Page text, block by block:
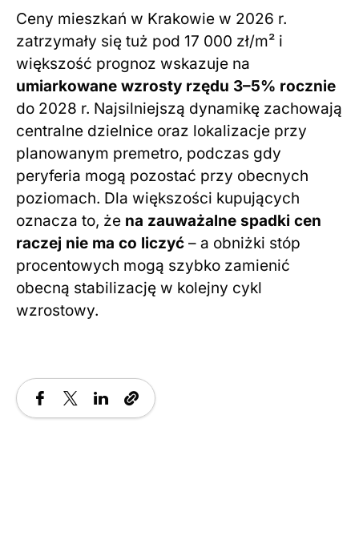
Ceny mieszkań w Krakowie w 2026 r.
zatrzymały się tuż pod 17 000 zł/m² i
większość prognoz wskazuje na
umiarkowane wzrosty rzędu 3–5% rocznie
do 2028 r. Najsilniejszą dynamikę zachowają
centralne dzielnice oraz lokalizacje przy
planowanym premetro, podczas gdy
peryferia mogą pozostać przy obecnych
poziomach. Dla większości kupujących
oznacza to, że na zauważalne spadki cen
raczej nie ma co liczyć – a obniżki stóp
procentowych mogą szybko zamienić
obecną stabilizację w kolejny cykl
wzrostowy.